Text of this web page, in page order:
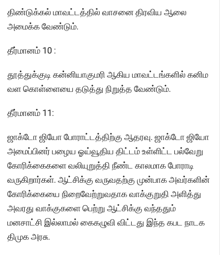
திண்டுக்கல் மாவட்டத்தில் வாசனை திரவிய ஆலை
அமைக்க வேண்டும்.
தீர்மானம் 10 :
தூத்துக்குடி கன்னியாகுமரி ஆகிய மாவட்டங்களில் கனிம
வள கொள்ளையை தடுத்து நிறுத்த வேண்டும்.
தீர்மானம் 11:
ஜாக்டோ ஜியோ போராட்டத்திற்கு ஆதரவு. ஜாக்டோ ஜியோ
அமைப்பினர் பழைய ஓய்வூதிய திட்டம் உள்ளிட்ட பல்வேறு
கோரிக்கைகளை வலியுறுத்தி நீண்ட காலமாக போராடி
வருகிறார்கள். ஆட்சிக்கு வருவதற்கு முன்பாக அவர்களின்
கோரிக்கையை நிறைவேற்றுவதாக வாக்குறுதி அளித்து
அவரது வாக்குகளை பெற்று ஆட்சிக்கு வந்ததும்
மனசாட்சி இல்லாமல் கைகழுவி விட்டது இந்த கபட நாடக
திமுக அரசு.